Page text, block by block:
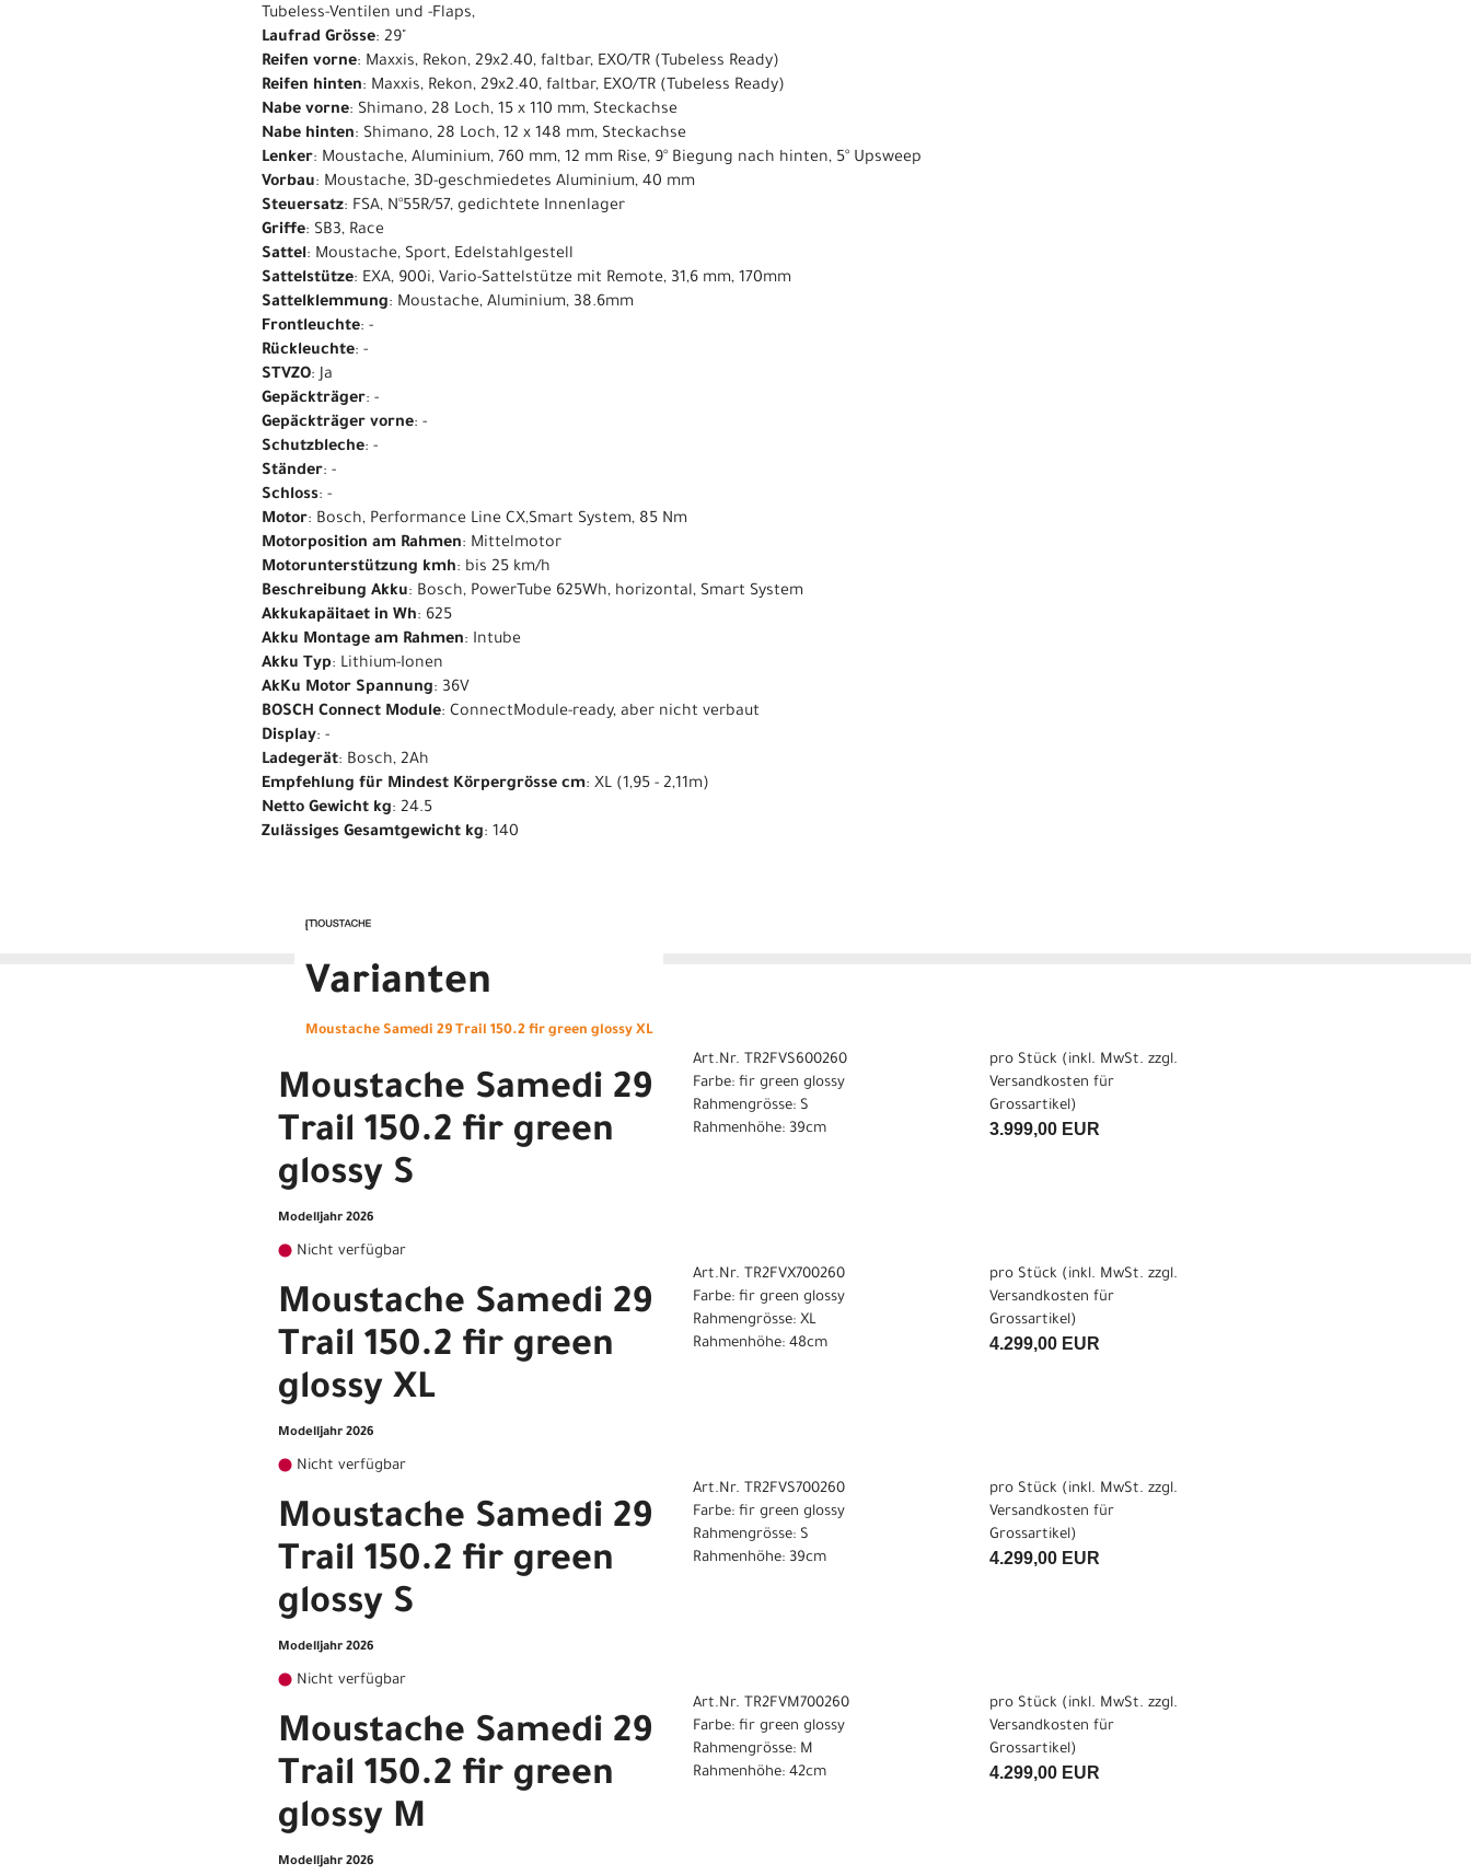
Tubeless-Ventilen und -Flaps,
Laufrad Grösse: 29"
Reifen vorne: Maxxis, Rekon, 29x2.40, faltbar, EXO/TR (Tubeless Ready)
Reifen hinten: Maxxis, Rekon, 29x2.40, faltbar, EXO/TR (Tubeless Ready)
Nabe vorne: Shimano, 28 Loch, 15 x 110 mm, Steckachse
Nabe hinten: Shimano, 28 Loch, 12 x 148 mm, Steckachse
Lenker: Moustache, Aluminium, 760 mm, 12 mm Rise, 9° Biegung nach hinten, 5° Upsweep
Vorbau: Moustache, 3D-geschmiedetes Aluminium, 40 mm
Steuersatz: FSA, N°55R/57, gedichtete Innenlager
Griffe: SB3, Race
Sattel: Moustache, Sport, Edelstahlgestell​
Sattelstütze: EXA, 900i, Vario-Sattelstütze mit Remote, 31,6 mm, 170mm
Sattelklemmung: Moustache, Aluminium, 38.6mm
Frontleuchte: -
Rückleuchte: -
STVZO: Ja
Gepäckträger: -
Gepäckträger vorne: -
Schutzbleche: -
Ständer: -
Schloss: -
Motor: Bosch, Performance Line CX,Smart System, 85 Nm
Motorposition am Rahmen: Mittelmotor
Motorunterstützung kmh: bis 25 km/h
Beschreibung Akku: Bosch, PowerTube 625Wh, horizontal, Smart System
Akkukapäitaet in Wh: 625
Akku Montage am Rahmen: Intube
Akku Typ: Lithium-Ionen
AkKu Motor Spannung: 36V
BOSCH Connect Module: ConnectModule-ready, aber nicht verbaut
Display: -
Ladegerät: Bosch, 2Ah
Empfehlung für Mindest Körpergrösse cm: XL (1,95 - 2,11m)
Netto Gewicht kg: 24.5
Zulässiges Gesamtgewicht kg: 140
Varianten
Moustache Samedi 29 Trail 150.2 fir green glossy XL
Moustache Samedi 29
Trail 150.2 fir green
glossy S
Modelljahr 2026
Nicht verfügbar
Art.Nr. TR2FVS600260
Farbe: fir green glossy
Rahmengrösse: S
Rahmenhöhe: 39cm
pro Stück (inkl. MwSt. zzgl.
Versandkosten für
Grossartikel)
3.999,00 EUR
Moustache Samedi 29
Trail 150.2 fir green
glossy XL
Modelljahr 2026
Nicht verfügbar
Art.Nr. TR2FVX700260
Farbe: fir green glossy
Rahmengrösse: XL
Rahmenhöhe: 48cm
pro Stück (inkl. MwSt. zzgl.
Versandkosten für
Grossartikel)
4.299,00 EUR
Moustache Samedi 29
Trail 150.2 fir green
glossy S
Modelljahr 2026
Nicht verfügbar
Art.Nr. TR2FVS700260
Farbe: fir green glossy
Rahmengrösse: S
Rahmenhöhe: 39cm
pro Stück (inkl. MwSt. zzgl.
Versandkosten für
Grossartikel)
4.299,00 EUR
Moustache Samedi 29
Trail 150.2 fir green
glossy M
Modelljahr 2026
Art.Nr. TR2FVM700260
Farbe: fir green glossy
Rahmengrösse: M
Rahmenhöhe: 42cm
pro Stück (inkl. MwSt. zzgl.
Versandkosten für
Grossartikel)
4.299,00 EUR